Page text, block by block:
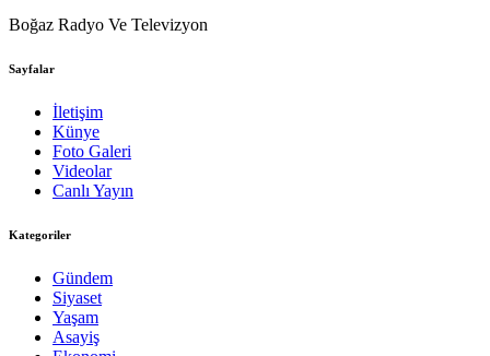
Boğaz Radyo Ve Televizyon
Sayfalar
İletişim
Künye
Foto Galeri
Videolar
Canlı Yayın
Kategoriler
Gündem
Siyaset
Yaşam
Asayiş